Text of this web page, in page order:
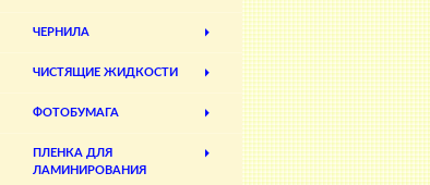
ЧЕРНИЛА
ЧИСТЯЩИЕ ЖИДКОСТИ
ФОТОБУМАГА
ПЛЕНКА ДЛЯ
ЛАМИНИРОВАНИЯ